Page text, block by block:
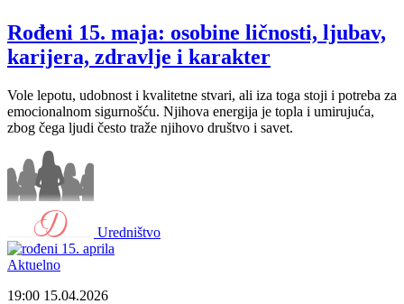
Rođeni 15. maja: osobine ličnosti, ljubav,
karijera, zdravlje i karakter
Vole lepotu, udobnost i kvalitetne stvari, ali iza toga stoji i potreba za
emocionalnom sigurnošću. Njihova energija je topla i umirujuća,
zbog čega ljudi često traže njihovo društvo i savet.
Uredništvo
Aktuelno
19:00 15.04.2026